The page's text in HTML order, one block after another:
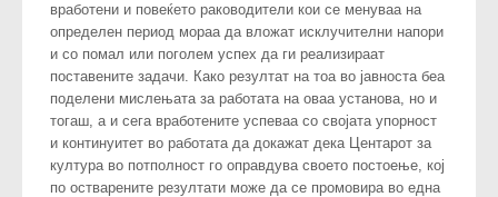
вработени и повеќето раководители кои се менуваа на
определен период мораа да вложат исклучителни напори
и со помал или поголем успех да ги реализираат
поставените задачи. Како резултат на тоа во јавноста беа
поделени мислењата за работата на оваа установа, но и
тогаш, а и сега вработените успеваа со својата упорност
и континуитет во работата да докажат дека Центарот за
култура во потполност го оправдува своето постоење, кој
по остварените резултати може да се промовира во една